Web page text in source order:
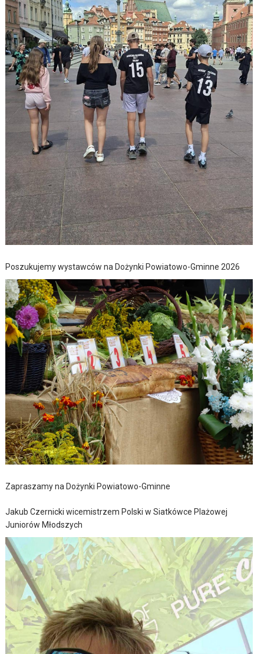
Poszukujemy wystawców na Dożynki Powiatowo-Gminne 2026
Zapraszamy na Dożynki Powiatowo-Gminne
Jakub Czernicki wicemistrzem Polski w Siatkówce Plażowej
Juniorów Młodszych